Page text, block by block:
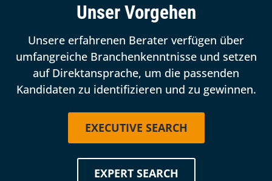
Unser Vorgehen
Unsere erfahrenen Berater verfügen über
umfangreiche Branchenkenntnisse und setzen
auf Direktansprache, um die passenden
Kandidaten zu identifizieren und zu gewinnen.
EXECUTIVE SEARCH
EXPERT SEARCH